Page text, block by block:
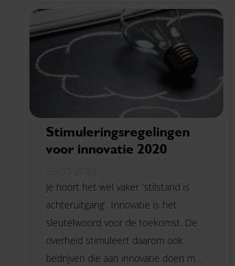
die geen of maar heel weinig
inkomen hebben door de
coronacrisis.
Stimuleringsregelingen
voor innovatie 2020
Je hoort het wel vaker 'stilstand is
achteruitgang'. Innovatie is het
sleutelwoord voor de toekomst. De
overheid stimuleert daarom ook
bedrijven die aan innovatie doen met